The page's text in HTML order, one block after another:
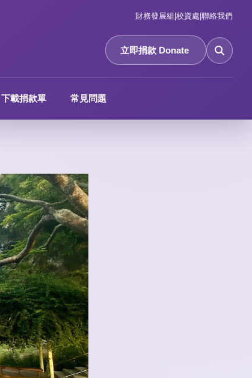
財務發展組 校資處 聯絡我們
立即捐款 Donate
下載捐款單 常見問題